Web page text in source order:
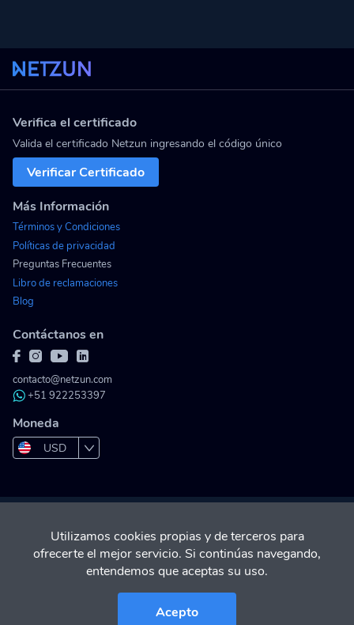
Verifica el certificado
Valida el certificado Netzun ingresando el código único
Verificar Certificado
Más Información
Términos y Condiciones
Políticas de privacidad
Preguntas Frecuentes
Libro de reclamaciones
Blog
Contáctanos en
contacto@netzun.com
+51 922253397
Moneda
USD
MXN
Utilizamos cookies propias y de terceros para
ofrecerte el mejor servicio. Si continúas navegando,
entendemos que aceptas su uso.
Acepto